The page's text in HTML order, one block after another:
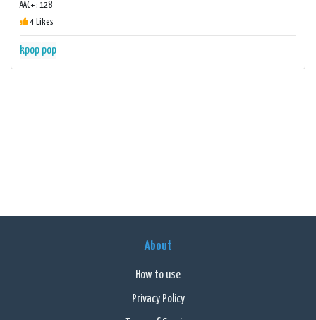
AAC+ : 128
4 Likes
kpop pop
About
How to use
Privacy Policy